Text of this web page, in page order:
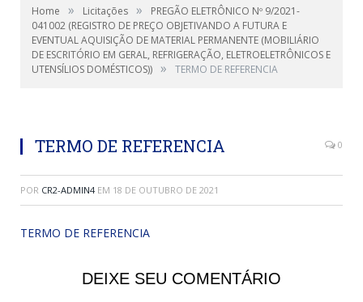
Home » Licitações »
PREGÃO ELETRÔNICO Nº 9/2021-
041002 (REGISTRO DE PREÇO OBJETIVANDO A FUTURA E
EVENTUAL AQUISIÇÃO DE MATERIAL PERMANENTE (MOBILIÁRIO
DE ESCRITÓRIO EM GERAL, REFRIGERAÇÃO, ELETROELETRÔNICOS E
UTENSÍLIOS DOMÉSTICOS)) » TERMO DE REFERENCIA
TERMO DE REFERENCIA 0
POR CR2-ADMIN4 EM 18 DE OUTUBRO DE 2021
TERMO DE REFERENCIA
DEIXE SEU COMENTÁRIO